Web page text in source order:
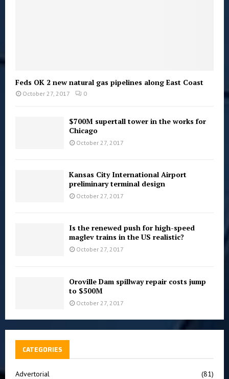
Feds OK 2 new natural gas pipelines along East Coast
October 27, 2017 0
$700M supertall tower in the works for
Chicago
October 27, 2017
Kansas City International Airport
preliminary terminal design
October 27, 2017
Is the renewed push for high-speed
maglev trains in the US realistic?
October 27, 2017
Oroville Dam spillway repair costs jump
to $500M
October 27, 2017
CATEGORIES
Advertorial
(81)